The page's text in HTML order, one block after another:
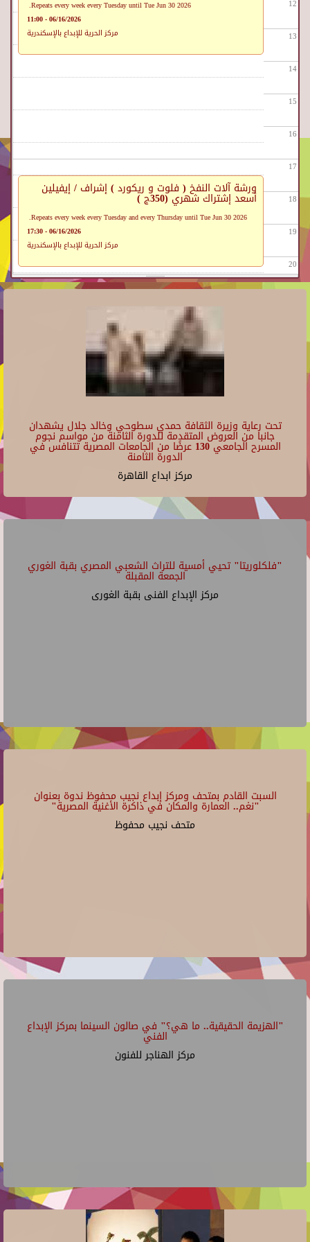
12
13
14
15
16
17
18
19
20
Repeats every week every Tuesday until Tue Jun 30 2026.
06/16/2026 - 11:00
مركز الحرية للإبداع بالإسكندرية
ورشة آلات النفخ ( فلوت و ريكورد ) إشراف / إيفيلين
أسعد إشتراك شهري (350ج )
Repeats every week every Tuesday and every Thursday until Tue Jun 30 2026.
06/16/2026 - 17:30
مركز الحرية للإبداع بالإسكندرية
عرض مسرحية "حواديت" إخراج خالد جلال من خريجي
"ستوديو الممثل" مركز الإبداع الفني
Repeats every week every Sunday and every Monday and every Tuesday until
تحت رعاية وزيرة الثقافة حمدي سطوحي وخالد جلال يشهدان
جانبا من العروض المتقدمة للدورة الثامنة من مواسم نجوم
المسرح الجامعي 130 عرضًا من الجامعات المصرية تتنافس في
الدورة الثامنة
مركز ابداع القاهرة
"فلكلوريتا" تحيي أمسية للتراث الشعبي المصري بقبة الغوري
الجمعة المقبلة
مركز الإبداع الفنى بقبة الغورى
السبت القادم بمتحف ومركز إبداع نجيب محفوظ ندوة بعنوان
"نغم.. العمارة والمكان في ذاكرة الأغنية المصرية"
متحف نجيب محفوظ
"الهزيمة الحقيقية.. ما هي؟" في صالون السينما بمركز الإبداع
الفني
مركز الهناجر للفنون